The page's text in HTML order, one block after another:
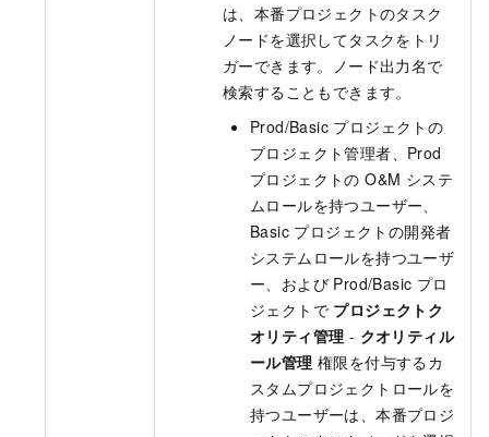
は、本番プロジェクトのタスク
ノードを選択してタスクをトリ
ガーできます。ノード出力名で
検索することもできます。
Prod/Basic プロジェクトの
プロジェクト管理者、Prod
プロジェクトの O&M システ
ムロールを持つユーザー、
Basic プロジェクトの開発者
システムロールを持つユーザ
ー、および Prod/Basic プロ
ジェクトで プロジェクトク
オリティ管理 - クオリティル
ール管理 権限を付与するカ
スタムプロジェクトロールを
持つユーザーは、本番プロジ